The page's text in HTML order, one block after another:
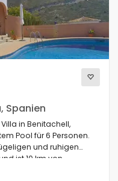
Spanien
in Benitachell,
Pool für 6 Personen.
und ruhigen
ist 10 km von